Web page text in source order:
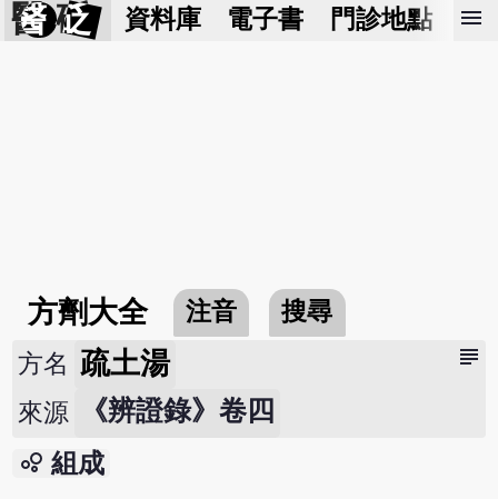
醫 砭 資料庫 電子書 門診地點 預
menu
方劑大全 注音 搜尋
subject
方名 疏土湯
來源 《辨證錄》卷四
bubble_chart 組成